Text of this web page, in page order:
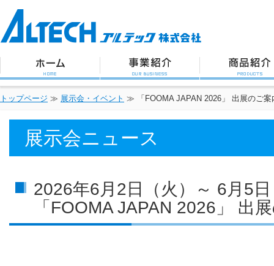
トップページ ≫ 展示会・イベント ≫ 「FOOMA JAPAN 2026」 出展のご案
展示会ニュース
2026年6月2日（火）～ 6月5
「FOOMA JAPAN 2026」 出